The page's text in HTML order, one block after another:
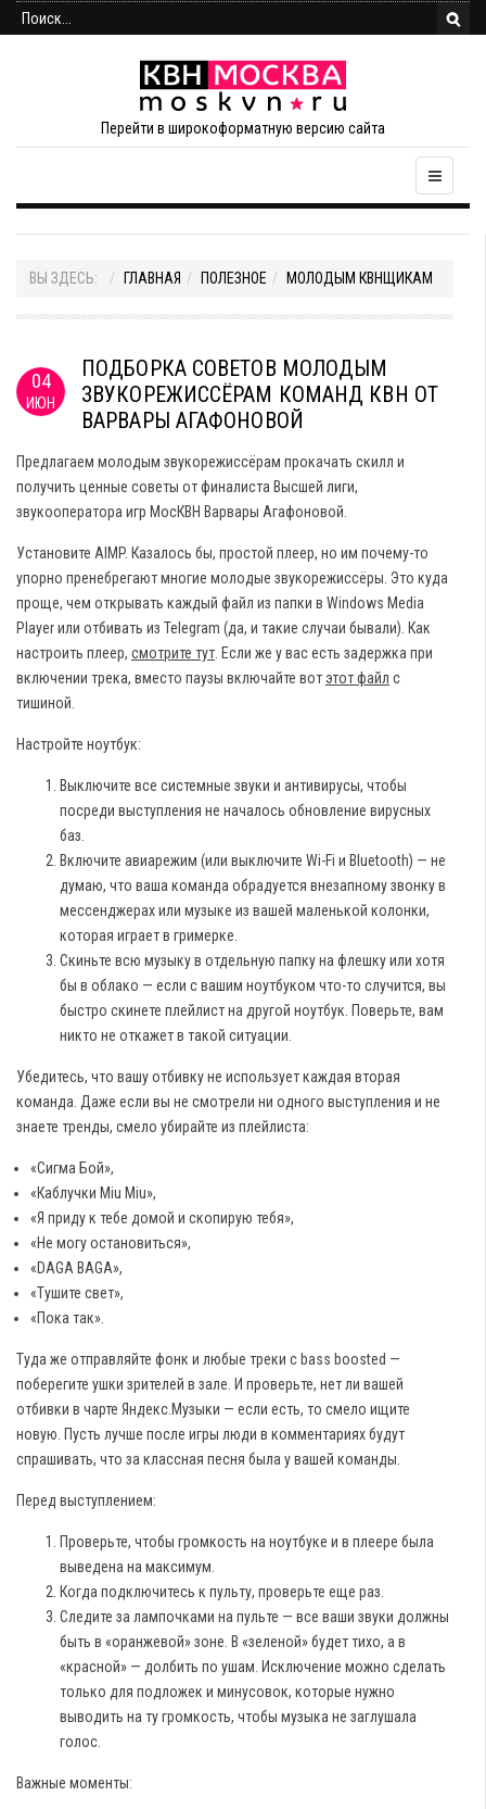
Перейти в широкоформатную версию сайта
ВЫ ЗДЕСЬ: ГЛАВНАЯ ПОЛЕЗНОЕ МОЛОДЫМ КВНЩИКАМ
04
ИЮН
ПОДБОРКА СОВЕТОВ МОЛОДЫМ
ЗВУКОРЕЖИССЁРАМ КОМАНД КВН ОТ
ВАРВАРЫ АГАФОНОВОЙ
Предлагаем молодым звукорежиссёрам прокачать скилл и
получить ценные советы от финалиста Высшей лиги,
звукооператора игр МосКВН Варвары Агафоновой.
Установите AIMP. Казалось бы, простой плеер, но им почему-то
упорно пренебрегают многие молодые звукорежиссёры. Это куда
проще, чем открывать каждый файл из папки в Windows Media
Player или отбивать из Telegram (да, и такие случаи бывали). Как
настроить плеер, смотрите тут . Если же у вас есть задержка при
включении трека, вместо паузы включайте вотэтот файл с
тишиной.
Настройте ноутбук:
Выключите все системные звуки и антивирусы, чтобы
посреди выступления не началось обновление вирусных
баз.
Включите авиарежим (или выключите Wi-Fi и Bluetooth) — не
думаю, что ваша команда обрадуется внезапному звонку в
мессенджерах или музыке из вашей маленькой колонки,
которая играет в гримерке.
Скиньте всю музыку в отдельную папку на флешку или хотя
бы в облако — если с вашим ноутбуком что-то случится, вы
быстро скинете плейлист на другой ноутбук. Поверьте, вам
никто не откажет в такой ситуации.
Убедитесь, что вашу отбивку не использует каждая вторая
команда. Даже если вы не смотрели ни одного выступления и не
знаете тренды, смело убирайте из плейлиста:
«Сигма Бой»,
«Каблучки Miu Miu»,
«Я приду к тебе домой и скопирую тебя»,
«Не могу остановиться»,
«DAGA BAGA»,
«Тушите свет»,
«Пока так».
Туда же отправляйте фонк и любые треки с bass boosted —
поберегите ушки зрителей в зале. И проверьте, нет ли вашей
отбивки в чарте Яндекс.Музыки — если есть, то смело ищите
новую. Пусть лучше после игры люди в комментариях будут
спрашивать, что за классная песня была у вашей команды.
Перед выступлением:
Проверьте, чтобы громкость на ноутбуке и в плеере была
выведена на максимум.
Когда подключитесь к пульту, проверьте еще раз.
Следите за лампочками на пульте — все ваши звуки должны
быть в «оранжевой» зоне. В «зеленой» будет тихо, а в
«красной» — долбить по ушам. Исключение можно сделать
только для подложек и минусовок, которые нужно
выводить на ту громкость, чтобы музыка не заглушала
голос.
Важные моменты: